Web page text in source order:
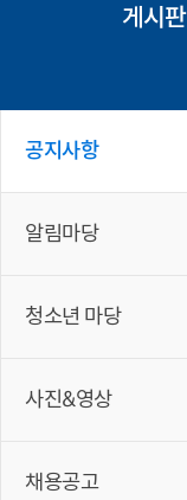
게시판
공지사항
알림마당
청소년 마당
사진&영상
채용공고